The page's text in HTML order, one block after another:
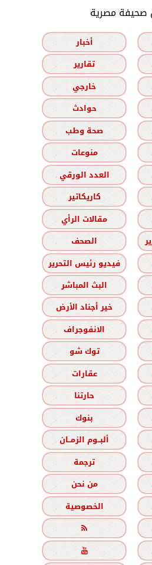
صحيفة مصرية
أخبار
تقارير
خارجي
حوادث
صحة وطب
منوعات
العدد الورقي
كاريكاتير
مقالات الرأي
الصحف
فيديو رئيس التحرير
البث المباشر
خير أجناد الأرض
الانفوجراف
توك شو
عقارات
حارتنا
بنوك
ألبــوم الزمــان
ترجمة
من نحن
الخصوصية

